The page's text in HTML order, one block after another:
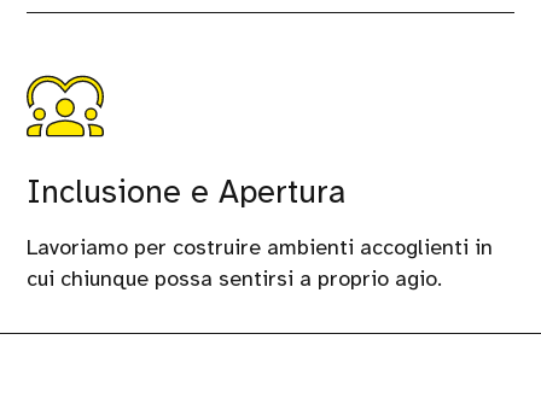
Inclusione e Apertura
Lavoriamo per costruire ambienti accoglienti in
cui chiunque possa sentirsi a proprio agio.